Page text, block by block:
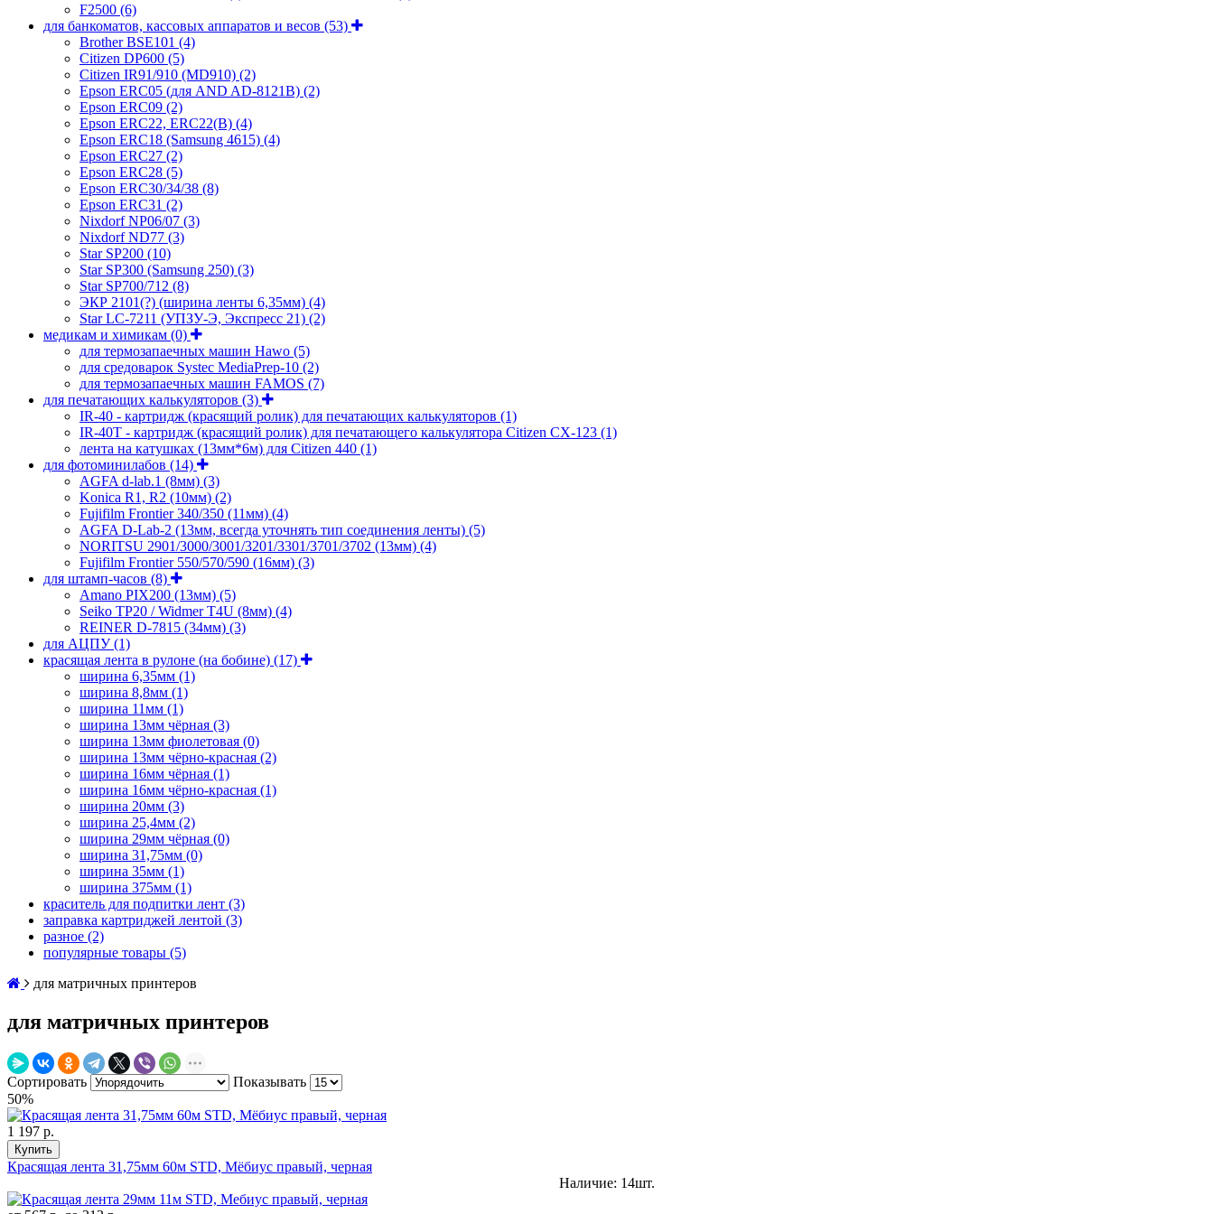
F2500 (6)
для банкоматов, кассовых аппаратов и весов (53)
Brother BSE101 (4)
Citizen DP600 (5)
Citizen IR91/910 (MD910) (2)
Epson ERC05 (для AND AD-8121B) (2)
Epson ERC09 (2)
Epson ERC22, ERC22(B) (4)
Epson ERC18 (Samsung 4615) (4)
Epson ERC27 (2)
Epson ERC28 (5)
Epson ERC30/34/38 (8)
Epson ERC31 (2)
Nixdorf NP06/07 (3)
Nixdorf ND77 (3)
Star SP200 (10)
Star SP300 (Samsung 250) (3)
Star SP700/712 (8)
ЭКР 2101(?) (ширина ленты 6,35мм) (4)
Star LC-7211 (УПЗУ-Э, Экспресс 21) (2)
медикам и химикам (0)
для термозапаечных машин Hawo (5)
для средоварок Systec MediaPrep-10 (2)
для термозапаечных машин FAMOS (7)
для печатающих калькуляторов (3)
IR-40 - картридж (красящий ролик) для печатающих калькуляторов (1)
IR-40T - картридж (красящий ролик) для печатающего калькулятора Citizen CX-123 (1)
лента на катушках (13мм*6м) для Citizen 440 (1)
для фотоминилабов (14)
AGFA d-lab.1 (8мм) (3)
Konica R1, R2 (10мм) (2)
Fujifilm Frontier 340/350 (11мм) (4)
AGFA D-Lab-2 (13мм, всегда уточнять тип соединения ленты) (5)
NORITSU 2901/3000/3001/3201/3301/3701/3702 (13мм) (4)
Fujifilm Frontier 550/570/590 (16мм) (3)
для штамп-часов (8)
Amano PIX200 (13мм) (5)
Seiko TP20 / Widmer T4U (8мм) (4)
REINER D-7815 (34мм) (3)
для АЦПУ(1)
красящая лента в рулоне (на бобине) (17)
ширина 6,35мм (1)
ширина 8,8мм (1)
ширина 11мм (1)
ширина 13мм чёрная (3)
ширина 13мм фиолетовая (0)
ширина 13мм чёрно-красная (2)
ширина 16мм чёрная (1)
ширина 16мм чёрно-красная (1)
ширина 20мм (3)
ширина 25,4мм (2)
ширина 29мм чёрная (0)
ширина 31,75мм (0)
ширина 35мм (1)
ширина 375мм (1)
краситель для подпитки лент (3)
заправка картриджей лентой (3)
разное (2)
популярные товары (5)
для матричных принтеров
для матричных принтеров
Сортировать
Показывать
50%
1 197 р.
Купить
Красящая лента 31,75мм 60м STD, Мёбиус правый, черная
Наличие: 14шт.